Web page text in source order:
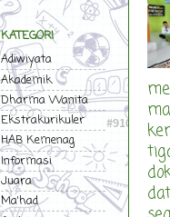
KATEGORI
Adiwiyata
Akademik
Dharma Wanita
Ekstrakurikuler
HAB Kemenag
Informasi
Juara
Ma'had